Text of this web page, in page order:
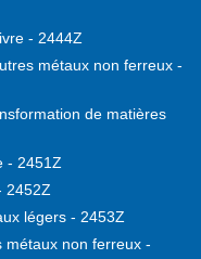
- 2444Z
métaux non ferreux -
de matières
- 2451Z
2452Z
légers - 2453Z
métaux non ferreux -